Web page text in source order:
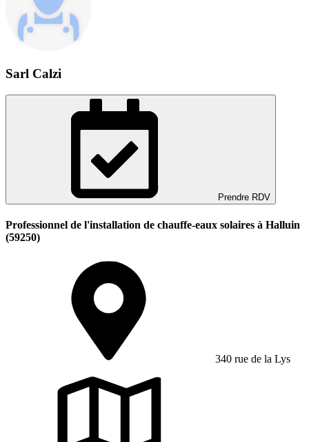
Sarl Calzi
Prendre RDV
Professionnel de l'installation de chauffe-eaux solaires à Halluin
(59250)
340 rue de la Lys